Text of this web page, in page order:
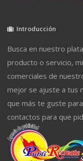
Introducción
Busca en nuestro
producto o servicio,
comerciales de
mejor se ajuste a tus
que más te guste
contactos para que